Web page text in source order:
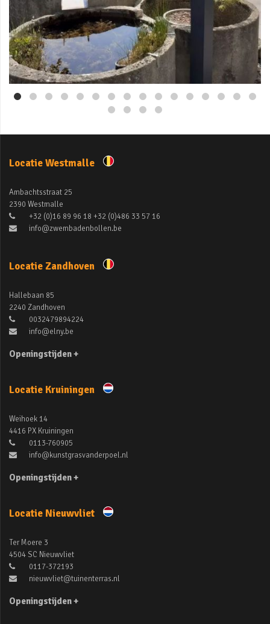
Mei 3
Locatie Westmalle
Ambachtsstraat 25
2390 Westmalle
+32 (0)16 89 96 18 +32 (0)486 33 57 16
info@zwembadenbollen.be
Locatie Zandhoven
Hallebaan 85
2240 Zandhoven
0032479894224
info@elny.be
Openingstijden +
Locatie Kruiningen
Weihoek 14
4416 PX Kruiningen
0113-760905
info@kunstgrasvanderpoel.nl
Openingstijden +
Locatie Nieuwvliet
Ter Moere 3
4504 SC Nieuwvliet
0117-372193
nieuwvliet@tuinenterras.nl
Openingstijden +